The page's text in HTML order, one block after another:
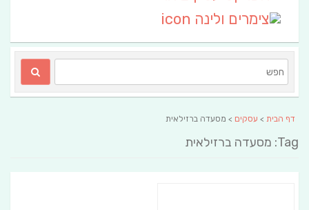
דף הבית > עסקים > מסעדה ברזילאית
Tag: מסעדה ברזילאית